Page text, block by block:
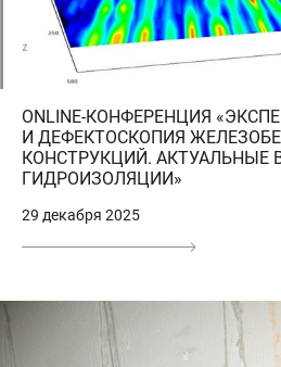
ONLINE-КОНФЕРЕНЦИЯ
И ДЕФЕКТОСКОПИЯ
КОНСТРУКЦИЙ. АКТУАЛЬНЫЕ
ГИДРОИЗОЛЯЦИИ»
29 декабря 2025